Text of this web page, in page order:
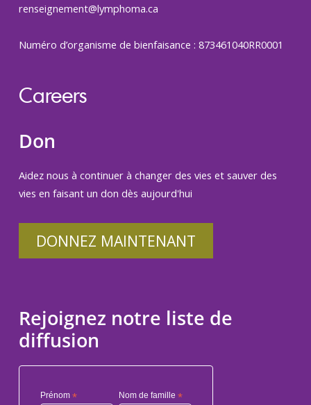
renseignement@lymphoma.ca
Numéro d’organisme de bienfaisance : 873461040RR0001
Careers
Don
Aidez nous à continuer à changer des vies et sauver des
vies en faisant un don dès aujourd'hui
DONNEZ MAINTENANT
Rejoignez notre liste de
diffusion
Prénom * Nom de famille*